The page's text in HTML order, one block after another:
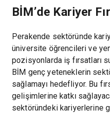
BİM’de Kariyer
Perakende sektöründe
üniversite öğrencileri ve
pozisyonlarda iş fırsatları
BİM genç yeteneklerin
sağlamayı hedefliyor. Bu
gelişimlerine katkı
sektöründeki kariyerlerine